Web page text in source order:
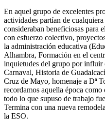
En aquel grupo de excelentes
actividades partían de
consideraban beneficiosas para
con esfuerzo colectivo,
la administración educativa
Alhambra, Formación en el
inquietudes del grupo por influir
Carnaval, Historia de
Cruz de Mayo, homenaje a Dª
recordamos aquella época
todo lo que supuso de trabajo
Termina con una nueva
la ESO.